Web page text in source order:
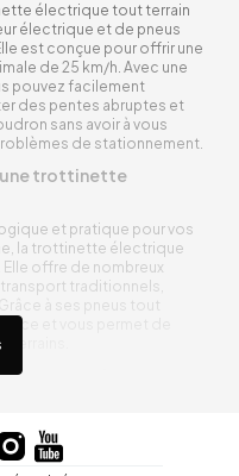
électrique tout terrain
électrique et de pneus
est conçue pour offrir une
de 25 km/h. Avec une
pouvez facilement
des pentes abruptes et
sans avoir à vous
de stationnement.
trottinette
et pratique pour vos
la trottinette électrique
offre de nombreux
transport traditionnels,
à ses pneus tout
et vous permet de
terrains.
ergonomique
soucier de l’état de sa
résistants qui peuvent